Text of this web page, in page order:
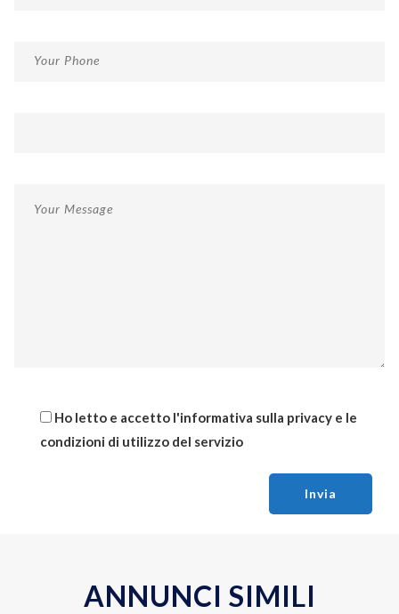
Ho letto e accetto l'informativa sulla privacy e le
condizioni di utilizzo del servizio
Invia
ANNUNCI SIMILI